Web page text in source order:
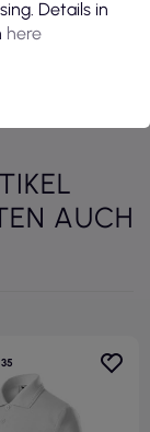
anzeigen
AUCH
Details in
here